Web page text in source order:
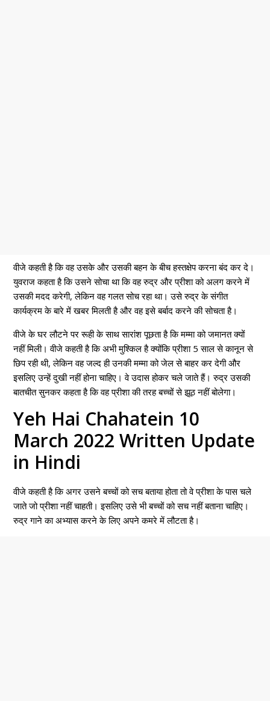
वीजे कहती है कि वह उसके और उसकी बहन के बीच हस्तक्षेप करना बंद कर दे।
युवराज कहता है कि उसने सोचा था कि वह रुद्र और प्रीशा को अलग करने में
उसकी मदद करेगी, लेकिन वह गलत सोच रहा था। उसे रुद्र के संगीत
कार्यक्रम के बारे में खबर मिलती है और वह इसे बर्बाद करने की सोचता है।
वीजे के घर लौटने पर रूही के साथ सारांश पूछता है कि मम्मा को जमानत क्यों
नहीं मिली। वीजे कहती है कि अभी मुश्किल है क्योंकि प्रीशा 5 साल से कानून से
छिप रही थी, लेकिन वह जल्द ही उनकी मम्मा को जेल से बाहर कर देगी और
इसलिए उन्हें दुखी नहीं होना चाहिए। वे उदास होकर चले जाते हैं। रुद्र उसकी
बातचीत सुनकर कहता है कि वह प्रीशा की तरह बच्चों से झूठ नहीं बोलेगा।
Yeh Hai Chahatein 10
March 2022 Written Update
in Hindi
वीजे कहती है कि अगर उसने बच्चों को सच बताया होता तो वे प्रीशा के पास चले
जाते जो प्रीशा नहीं चाहती। इसलिए उसे भी बच्चों को सच नहीं बताना चाहिए।
रुद्र गाने का अभ्यास करने के लिए अपने कमरे में लौटता है।